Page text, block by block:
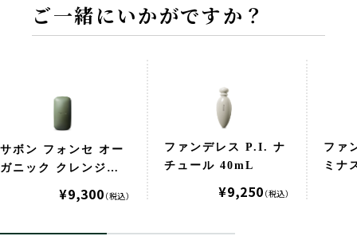
ご一緒にいかがですか？
サボン フォンセ オー
ガニック クレンジン
¥9,300 （税込）
ファンデレス P.I. ナ
チュール 40mL
¥9,250 （税込）
ファ
ミナ